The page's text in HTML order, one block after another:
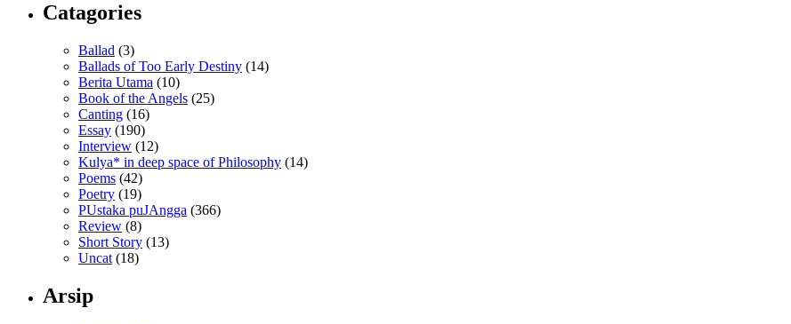
Catagories
Ballad (3)
Ballads of Too Early Destiny (14)
Berita Utama (10)
Book of the Angels (25)
Canting (16)
Essay (190)
Interview (12)
Kulya* in deep space of Philosophy (14)
Poems (42)
Poetry (19)
PUstaka puJAngga (366)
Review (8)
Short Story (13)
Uncat (18)
Arsip